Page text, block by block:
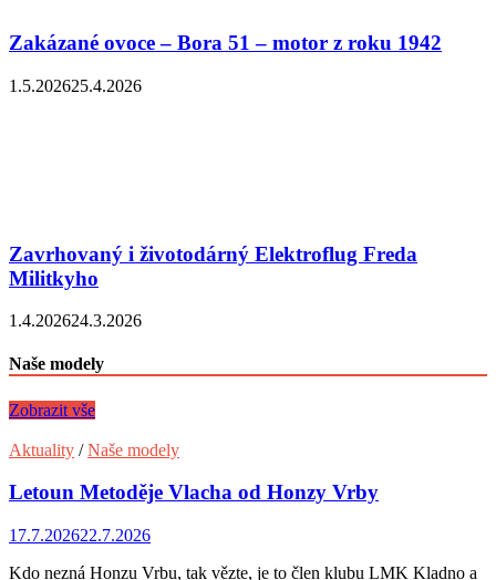
Zakázané ovoce – Bora 51 – motor z roku 1942
1.5.202625.4.2026
Zavrhovaný i životodárný Elektroflug Freda
Militkyho
1.4.202624.3.2026
Naše modely
Zobrazit vše
Aktuality /Naše modely
Letoun Metoděje Vlacha od Honzy Vrby
17.7.202622.7.2026
Kdo nezná Honzu Vrbu, tak vězte, je to člen klubu LMK Kladno a